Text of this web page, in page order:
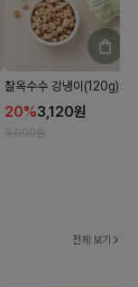
찰옥수수 강냉이(120g)
20%3,120원
3,900원
전체 보기